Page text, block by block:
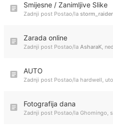
Smijesne / Zanimljive Slike
Zadnji post Postao/la storm_raider
Zarada online
Zadnji post Postao/la AsharaK,
AUTO
Zadnji post Postao/la hardwell,
Fotografija dana
Zadnji post Postao/la Ghomingo,